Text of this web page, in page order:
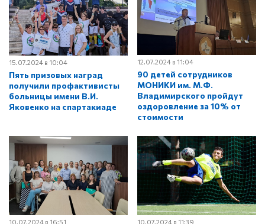
15.07.2024 в 10:04
Пять призовых наград
получили профактивисты
больницы имени В.И.
Яковенко на спартакиаде
12.07.2024 в 11:04
90 детей сотрудников
МОНИКИ им. М.Ф.
Владимирского пройдут
оздоровление за 10% от
стоимости
10.07.2024 в 16:51 10.07.2024 в 11:39